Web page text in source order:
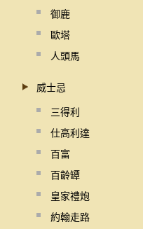
御鹿
歐塔
人頭馬
威士忌
三得利
仕高利達
百富
百齡罈
皇家禮炮
約翰走路